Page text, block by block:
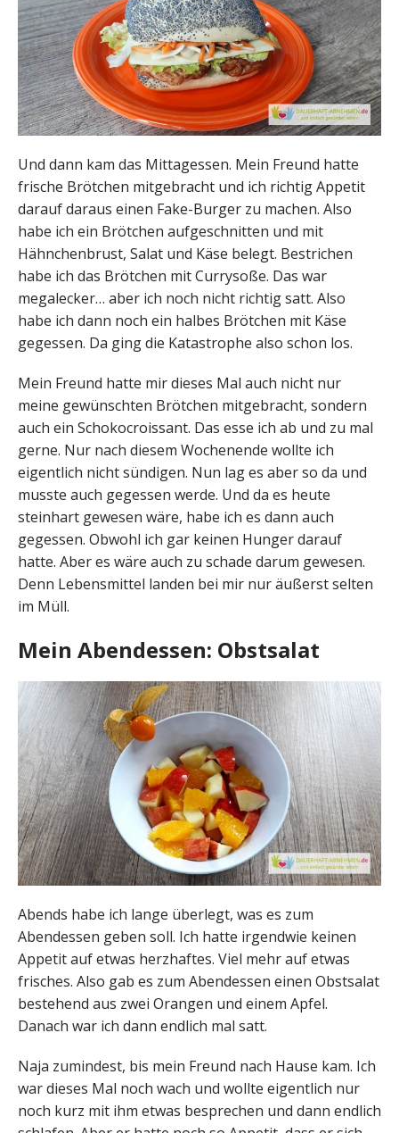
Und dann kam das Mittagessen. Mein Freund hatte
frische Brötchen mitgebracht und ich richtig Appetit
darauf daraus einen Fake-Burger zu machen. Also
habe ich ein Brötchen aufgeschnitten und mit
Hähnchenbrust, Salat und Käse belegt. Bestrichen
habe ich das Brötchen mit Currysoße. Das war
megalecker… aber ich noch nicht richtig satt. Also
habe ich dann noch ein halbes Brötchen mit Käse
gegessen. Da ging die Katastrophe also schon los.
Mein Freund hatte mir dieses Mal auch nicht nur
meine gewünschten Brötchen mitgebracht, sondern
auch ein Schokocroissant. Das esse ich ab und zu mal
gerne. Nur nach diesem Wochenende wollte ich
eigentlich nicht sündigen. Nun lag es aber so da und
musste auch gegessen werde. Und da es heute
steinhart gewesen wäre, habe ich es dann auch
gegessen. Obwohl ich gar keinen Hunger darauf
hatte. Aber es wäre auch zu schade darum gewesen.
Denn Lebensmittel landen bei mir nur äußerst selten
im Müll.
Mein Abendessen: Obstsalat
Abends habe ich lange überlegt, was es zum
Abendessen geben soll. Ich hatte irgendwie keinen
Appetit auf etwas herzhaftes. Viel mehr auf etwas
frisches. Also gab es zum Abendessen einen Obstsalat
bestehend aus zwei Orangen und einem Apfel.
Danach war ich dann endlich mal satt.
Naja zumindest, bis mein Freund nach Hause kam. Ich
war dieses Mal noch wach und wollte eigentlich nur
noch kurz mit ihm etwas besprechen und dann endlich